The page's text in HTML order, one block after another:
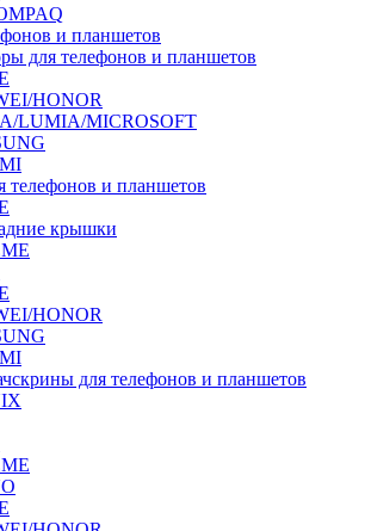
и планшетов
для телефонов и планшетов
HONOR
LUMIA/MICROSOFT
телефонов и планшетов
крышки
HONOR
для телефонов и планшетов